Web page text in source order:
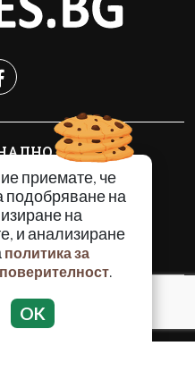
приемате, че
подобряване на
на
и анализиране
политика за
.
OK
ТЕМИ
на част или цялото
разрешение на Медийна
е забранено.